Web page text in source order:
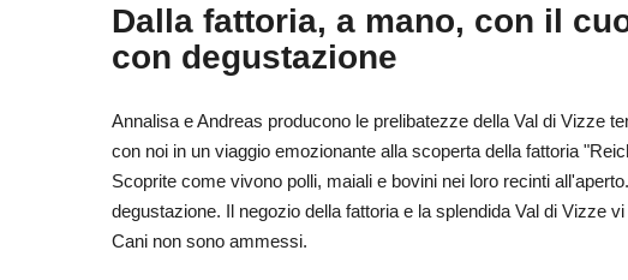
Dalla fattoria, a mano, con il
con degustazione
Annalisa e Andreas producono le prelibatezze della Val di Vizze
con noi in un viaggio emozionante alla scoperta della fattoria
Scoprite come vivono polli, maiali e bovini nei loro recinti
degustazione. Il negozio della fattoria e la splendida Val di Vizze
Cani non sono ammessi.